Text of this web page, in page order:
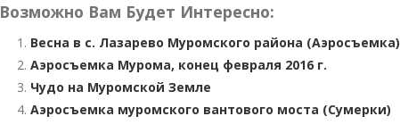
Возможно Вам Будет Интересно:
Весна в с. Лазарево Муромского района (Аэросъемка)
Аэросъемка Мурома, конец февраля 2016 г.
Чудо на Муромской Земле
Аэросъемка муромского вантового моста (Сумерки)